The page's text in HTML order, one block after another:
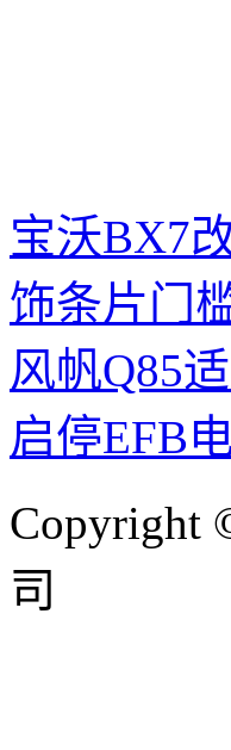
宝沃BX7
饰条片门
风帆Q85
启停EFB
Copyright
司